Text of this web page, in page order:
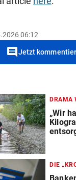
06:12
commentJetzt
DRAMA
„Wir
DIE